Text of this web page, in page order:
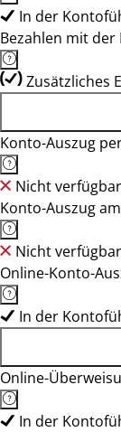
In der
Bezahlen mit
Zusätzliches
Konto-Auszug
Nicht verfügbar
Konto-Auszug
Nicht verfügbar
Online-Konto-
In der
Online-
In der